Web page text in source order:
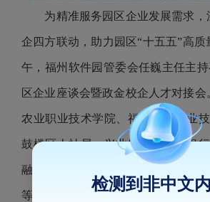
为精准服务园区企业发展需求，
企四方联动，助力园区“十五五”高质
午，福州软件园管委会任巍主任主
区企业座谈会暨政金校企人才对接
农业职业技术学院、福建信息职业
鼓楼区人社局、兴业银行、建设银
融机构以及鑫诺通讯、安博榕、春华
等10家C区重点企业，共商发展、共话
检测到非中文